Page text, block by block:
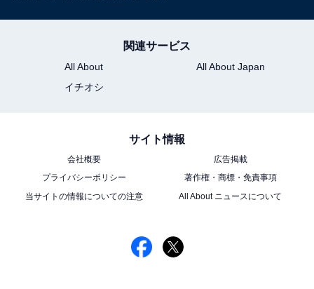
外でも大きな反響がありました。
回答者からは、「物語としての面白さやすごさは勿論、
内容だと思うので、どの時代にも読み継がれてほしいで
す」「人間とは、仲間とは、社会とは、争いとは、自由
とは、教科書のよりも共感しやすく、深く考えさせられ
る作品であるから。来世でもきっとおなじような社会で
は賛否両論ありますが、そこを含めてどう解釈するかを
含めて来世に託したい」という声がありました。
関連サービス
All About
All About Japan
イチオシ
サイト情報
会社概要
広告掲載
プライバシーポリシー
著作権・商標・免責事項
当サイトの情報についての注意
All About ニュースについて